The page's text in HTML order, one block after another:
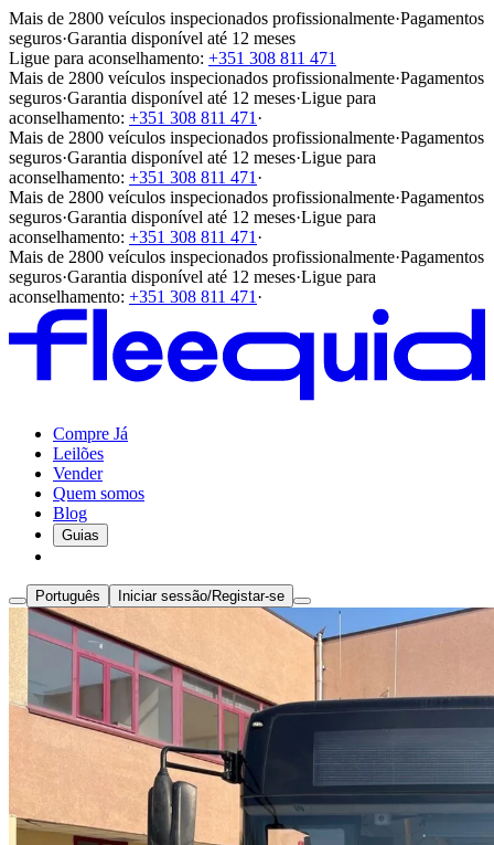
Mais de 2800 veículos inspecionados profissionalmente·Pagamentos
seguros·Garantia disponível até 12 meses
Ligue para aconselhamento: +351 308 811 471
Mais de 2800 veículos inspecionados profissionalmente·Pagamentos
seguros·Garantia disponível até 12 meses·Ligue para
aconselhamento: +351 308 811 471 ·
Mais de 2800 veículos inspecionados profissionalmente·Pagamentos
seguros·Garantia disponível até 12 meses·Ligue para
aconselhamento: +351 308 811 471 ·
Mais de 2800 veículos inspecionados profissionalmente·Pagamentos
seguros·Garantia disponível até 12 meses·Ligue para
aconselhamento: +351 308 811 471 ·
Mais de 2800 veículos inspecionados profissionalmente·Pagamentos
seguros·Garantia disponível até 12 meses·Ligue para
aconselhamento: +351 308 811 471 ·
Compre Já
Leilões
Vender
Quem somos
Blog
Guias
Português Iniciar sessão/Registar-se